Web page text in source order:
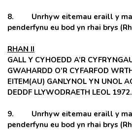
8. Unrhyw eitemau eraill y
penderfynu eu bod yn rhai brys
RHAN II
GALL Y CYHOEDD A’R
GWAHARDD O’R CYFARFOD
EITEM(AU) GANLYNOL YN UNOL
DEDDF LLYWODRAETH LEOL 1972.
9. Unrhyw eitemau eraill y
penderfynu eu bod yn rhai brys